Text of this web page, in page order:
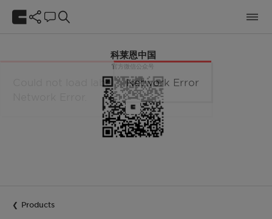
科莱恩中国
官方微信公众号
Products
Network Error